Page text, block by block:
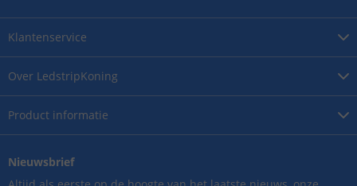
Over LedstripKoning
Product informatie
Klantenservice
Nieuwsbrief